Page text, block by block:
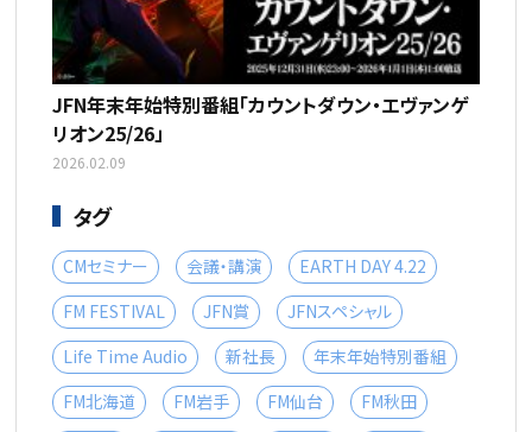
JFN年末年始特別番組「カウントダウン・エヴァンゲ
リオン25/26」
2026.02.09
タグ
CMセミナー 会議・講演
EARTH DAY 4.22
FM FESTIVAL
JFN賞
JFNスペシャル
Life Time Audio
新社長
年末年始特別番組
FM北海道
FM岩手 FM仙台
FM秋田